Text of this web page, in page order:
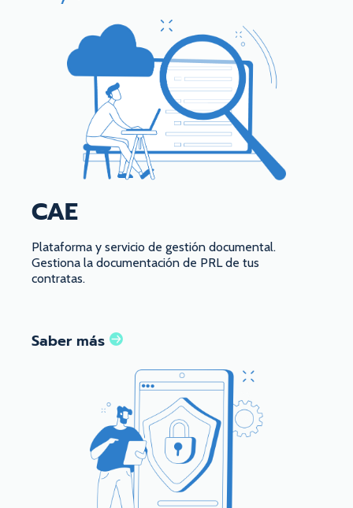
CAE
Plataforma y servicio de gestión documental.
Gestiona la documentación de PRL de tus
contratas.
Saber más